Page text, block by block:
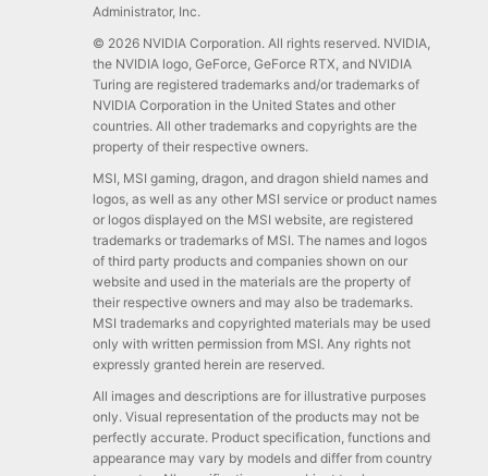
Administrator, Inc.
© 2026 NVIDIA Corporation. All rights reserved. NVIDIA,
the NVIDIA logo, GeForce, GeForce RTX, and NVIDIA
Turing are registered trademarks and/or trademarks of
NVIDIA Corporation in the United States and other
countries. All other trademarks and copyrights are the
property of their respective owners.
MSI, MSI gaming, dragon, and dragon shield names and
logos, as well as any other MSI service or product names
or logos displayed on the MSI website, are registered
trademarks or trademarks of MSI. The names and logos
of third party products and companies shown on our
website and used in the materials are the property of
their respective owners and may also be trademarks.
MSI trademarks and copyrighted materials may be used
only with written permission from MSI. Any rights not
expressly granted herein are reserved.
All images and descriptions are for illustrative purposes
only. Visual representation of the products may not be
perfectly accurate. Product specification, functions and
appearance may vary by models and differ from country